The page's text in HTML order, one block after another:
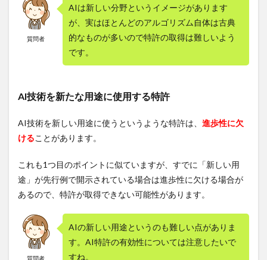
質問者
AIは新しい分野というイメージがあります
が、実はほとんどのアルゴリズム自体は古典
的なものが多いので特許の取得は難しいよう
です。
AI技術を新たな用途に使用する特許
AI技術を新しい用途に使うというような特許は、 進歩性に欠
けることがあります。
これも1つ目のポイントに似ていますが、すでに「新しい用
途」が先行例で開示されている場合は進歩性に欠ける場合が
あるので、特許が取得できない可能性があります。
質問者
AIの新しい用途というのも難しい点がありま
す。AI特許の有効性については注意したいで
すね。